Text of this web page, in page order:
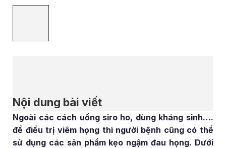
Nội dung bài viết
Ngoài các cách uống siro ho, dùng kháng sinh….
để điều trị viêm họng thì người bệnh cũng có thể
sử dụng các sản phẩm kẹo ngậm đau họng. Dưới